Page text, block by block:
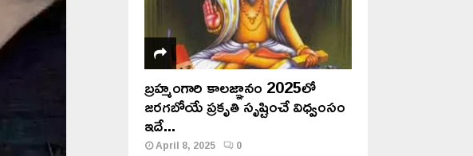
బ్రహ్మంగారి కాలజ్ఞానం 2025లో
జరగబోయే ప్రకృతి సృష్టించే విధ్వంసం
ఇదే...
April 8, 2025 0